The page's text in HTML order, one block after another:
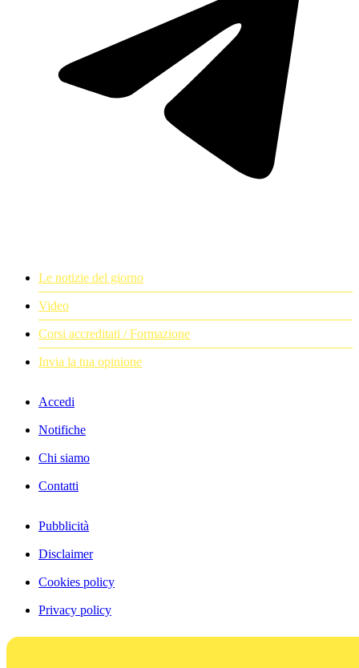
Le notizie del giorno
Video
Corsi accreditati / Formazione
Invia la tua opinione
Accedi
Notifiche
Chi siamo
Contatti
Pubblicità
Disclaimer
Cookies policy
Privacy policy